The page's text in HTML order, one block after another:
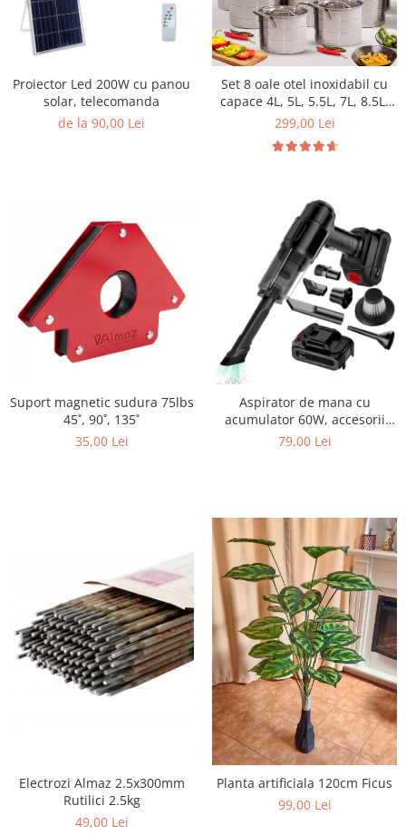
Proiector Led 200W cu panou
solar, telecomanda
de la 90,00 Lei
Set 8 oale otel inoxidabil cu
capace 4L, 5L, 5.5L, 7L, 8.5L,
10L, 11L, 13L
299,00 Lei
Suport magnetic sudura 75lbs
45˚, 90˚, 135˚
35,00 Lei
Aspirator de mana cu
acumulator 60W, accesorii
incluse, suflanta
79,00 Lei
Electrozi Almaz 2.5x300mm
Rutilici 2.5kg
49,00 Lei
Planta artificiala 120cm Ficus
99,00 Lei